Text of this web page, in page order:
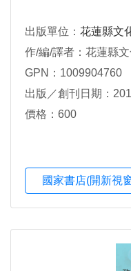
出版單位： 花蓮縣文
作/編/譯者：花蓮縣
GPN：1009904760
出版／創刊日期：
價格：600
國家書店(開新視